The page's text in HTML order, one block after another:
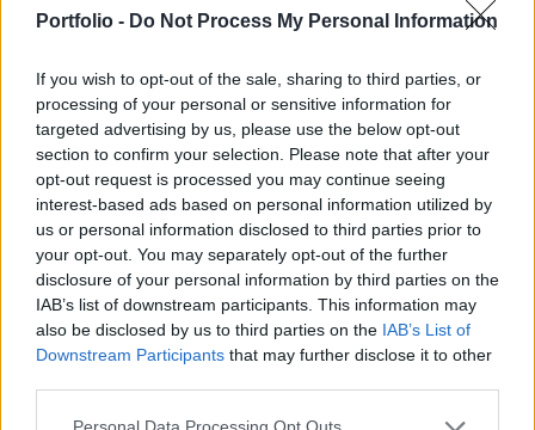
Portfolio - Do Not Process My Personal Information
If you wish to opt-out of the sale, sharing to third parties, or
processing of your personal or sensitive information for
targeted advertising by us, please use the below opt-out
section to confirm your selection. Please note that after your
opt-out request is processed you may continue seeing
interest-based ads based on personal information utilized by
us or personal information disclosed to third parties prior to
your opt-out. You may separately opt-out of the further
disclosure of your personal information by third parties on the
IAB’s list of downstream participants. This information may
also be disclosed by us to third parties on the IAB’s List of
Downstream Participants that may further disclose it to other
szerint az ING-nek más okból újra kell néhány
A PSZÁF szerint már az ING belső ellenőre néhány esetben
kiugró tételeket talált, amikor a hozamgarantált tőke és
reálhozam számítást részletesen tesztelte. Ennek egyik
oka, hogy a "más nyugdíjpénztártól kapott hiányos vagy
érvénytelen adatszolgáltatások esetében a teljes áthozott
vagyon kifizetésre fog kerülni, mint reálhozam. Az 54
vizsgált esetben 9 esetben volt...
KEDVES OLVASÓNK!